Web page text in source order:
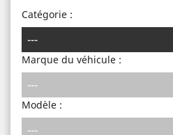
Catégorie :
Marque du véhicule :
Modèle :